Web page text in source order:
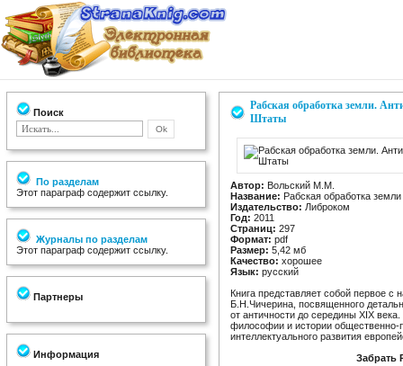
Поиск
По разделам
Этот параграф содержит ссылку.
Журналы по разделам
Этот параграф содержит ссылку.
Партнеры
Информация
Рабская обработка земли.
Штаты
Автор: Вольский М.М.
Название: Рабская обработка земли
Издательство: Либроком
Год: 2011
Страниц: 297
Формат: pdf
Размер: 5,42 мб
Качество: хорошее
Язык: русский
Книга представляет собой первое с
Б.Н.Чичерина, посвященного
от античности до середины XIX
философии и истории общественно-
интеллектуального развития
Забрать